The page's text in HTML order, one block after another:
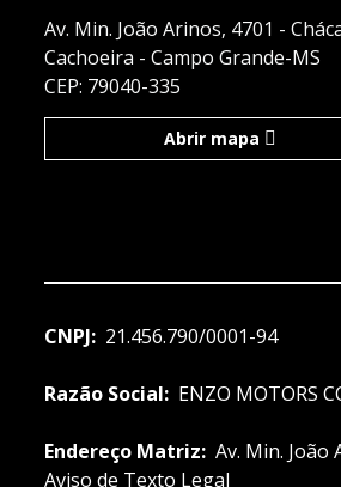
Av. Min. João Arinos, 4701 -
Cachoeira - Campo Grande-MS
CEP: 79040-335
Abrir mapa
CNPJ: 21.456.790/0001-94
Razão Social: ENZO MOTORS
Endereço Matriz: Av. Min. João
Aviso de Texto Legal